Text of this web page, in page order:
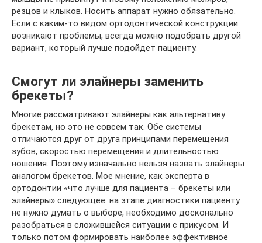
резцов и клыков. Носить аппарат нужно обязательно.
Если с каким-то видом ортодонтической конструкции
возникают проблемы, всегда можно подобрать другой
вариант, который лучше подойдет пациенту.
Смогут ли элайнеры заменить
брекеты?
Многие рассматривают элайнеры как альтернативу
брекетам, но это не совсем так. Обе системы
отличаются друг от друга принципами перемещения
зубов, скоростью перемещения и длительностью
ношения. Поэтому изначально нельзя назвать элайнеры
аналогом брекетов. Мое мнение, как эксперта в
ортодонтии «что лучше для пациента – брекеты или
элайнеры» следующее: на этапе диагностики пациенту
не нужно думать о выборе, необходимо досконально
разобраться в сложившейся ситуации с прикусом. И
только потом формировать наиболее эффективное